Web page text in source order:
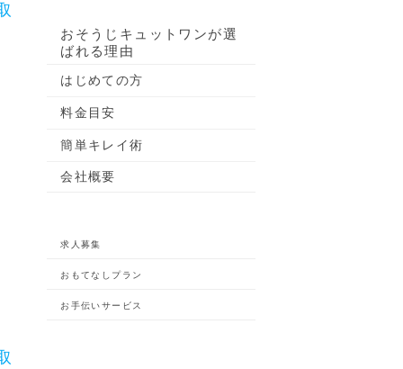
おそうじキュットワンが選
ばれる理由
はじめての方
料金目安
簡単キレイ術
会社概要
求人募集
おもてなしプラン
お手伝いサービス